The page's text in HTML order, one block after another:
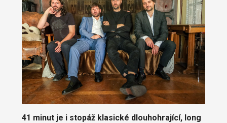
41 minut je i stopáž klasické dlouhohrající, long